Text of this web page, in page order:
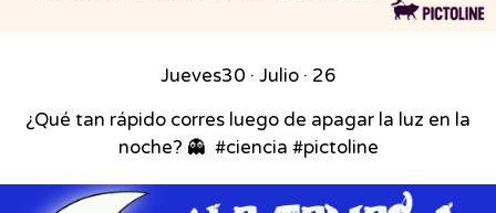
Jueves30 · Julio · 26
¿Qué tan rápido corres luego de apagar la luz en la
noche? 👻⁣ ⁣ #ciencia #pictoline